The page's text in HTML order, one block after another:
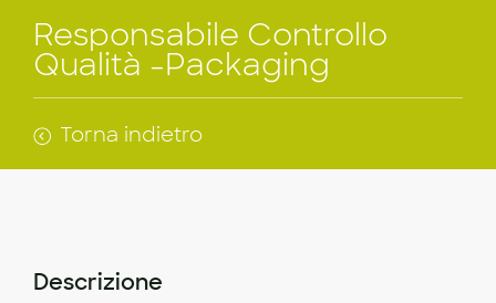
Responsabile Controllo
Qualità -Packaging
Torna indietro
Descrizione